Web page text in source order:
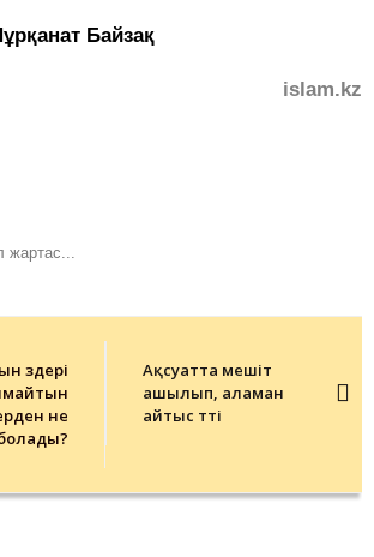
Байзақ
islam.kz
жартас...
өздері
не
Ақсуатта мешіт
ашылып, аламан
айтыс өтті